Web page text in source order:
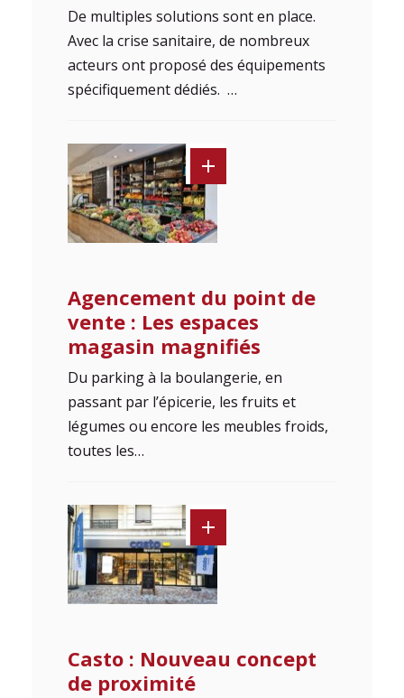
De multiples solutions sont en place.
Avec la crise sanitaire, de nombreux
acteurs ont proposé des équipements
spécifiquement dédiés. …
Agencement du point de
vente : Les espaces
magasin magnifiés
Du parking à la boulangerie, en
passant par l’épicerie, les fruits et
légumes ou encore les meubles froids,
toutes les…
Casto : Nouveau concept
de proximité